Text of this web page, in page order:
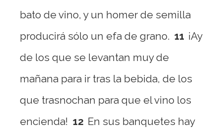
bato de vino, y un homer de semilla
producirá sólo un efa de grano. 11 ¡Ay
de los que se levantan muy de
mañana para ir tras la bebida, de los
que trasnochan para que el vino los
encienda! 12 En sus banquetes hay